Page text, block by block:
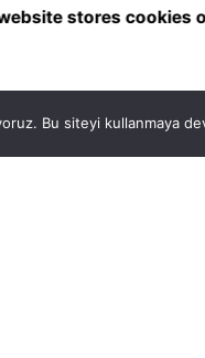
stores cookies
Bu siteyi kullanmaya